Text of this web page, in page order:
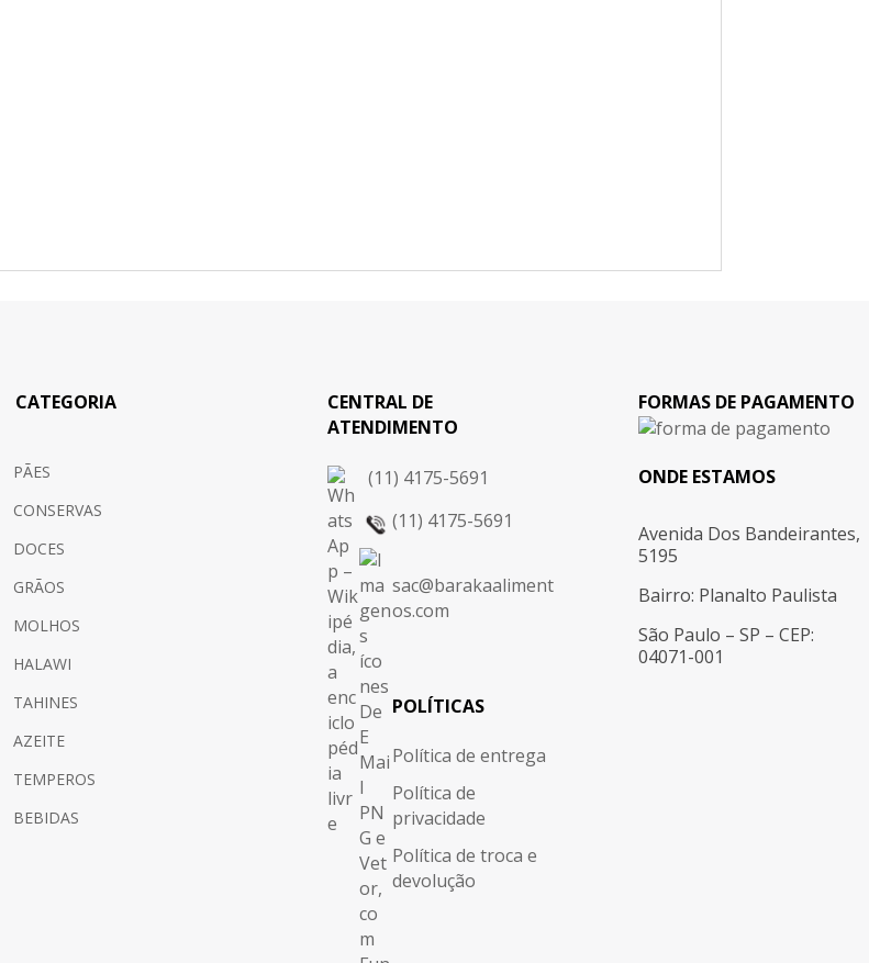
CATEGORIA
PÃES
CONSERVAS
DOCES
GRÃOS
MOLHOS
HALAWI
TAHINES
AZEITE
TEMPEROS
BEBIDAS
CENTRAL DE
ATENDIMENTO
(11) 4175-5691
(11) 4175-5691
sac@barakaaliment
os.com
POLÍTICAS
Política de entrega
Política de
privacidade
Política de troca e
devolução
FORMAS DE PAGAMENTO
ONDE ESTAMOS
Avenida Dos Bandeirantes,
5195
Bairro: Planalto Paulista
São Paulo – SP – CEP:
04071-001